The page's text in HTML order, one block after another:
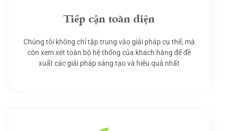
Tiếp cận toàn diện
Chúng tôi không chỉ tập trung vào giải pháp cụ thể, mà
còn xem xét toàn bộ hệ thống của khách hàng để đề
xuất các giải pháp sáng tạo và hiệu quả nhất